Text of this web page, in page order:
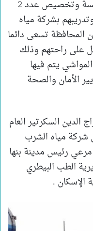
الرواسب وإصلاح الطلمبات الغاطسة وتخصيص عدد 2
بشركة مياه
تسعى دائما
على راحتهم وذلك
يتم فيها
الأمان والصحة
السكرتير العام
مياه الشرب
رئيس مدينة بنها
الطب البيطري
الإسكان .